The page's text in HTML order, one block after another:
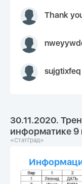
Thank you very much for your inquiry We
sujgtixfeq
30.11.2020.
информатике 9
«СтатГрад»